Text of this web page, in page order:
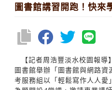
圖書館講習開跑！快來
【記者周浩豐淡水校園報
圖書館舉辦「圖書館與網路
考服務組以「輕鬆寫作人人